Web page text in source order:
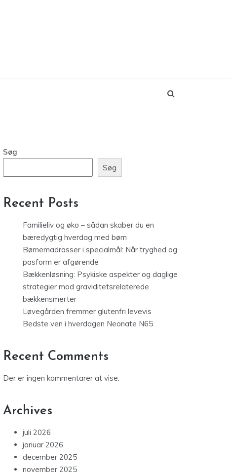
Søg
Søg
Recent Posts
Familieliv og øko – sådan skaber du en
bæredygtig hverdag med børn
Børnemadrasser i specialmål: Når tryghed og
pasform er afgørende
Bækkenløsning: Psykiske aspekter og daglige
strategier mod graviditetsrelaterede
bækkensmerter
Løvegården fremmer glutenfri levevis
Bedste ven i hverdagen Neonate N65
Recent Comments
Der er ingen kommentarer at vise.
Archives
juli 2026
januar 2026
december 2025
november 2025